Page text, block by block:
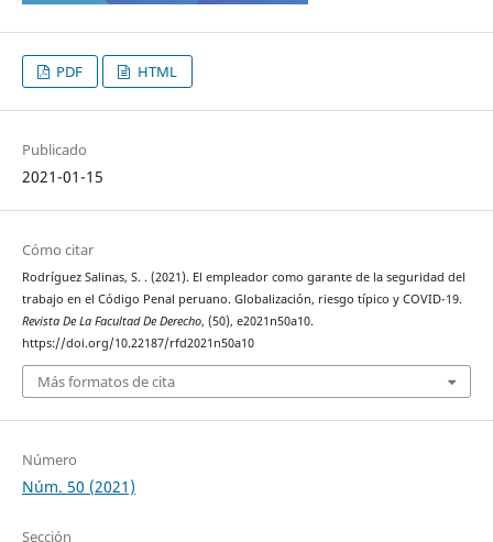
PDF HTML
Publicado
2021-01-15
Cómo citar
Rodríguez Salinas, S. . (2021). El empleador como garante de la seguridad del
trabajo en el Código Penal peruano. Globalización, riesgo típico y COVID-19.
Revista De La Facultad De Derecho, (50), e2021n50a10.
https://doi.org/10.22187/rfd2021n50a10
Más formatos de cita
Número
Núm. 50 (2021)
Sección